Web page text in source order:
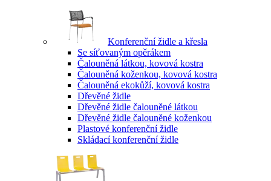
Konferenční židle a křesla
Se síťovaným opěrákem
Čalouněná látkou, kovová kostra
Čalouněná koženkou, kovová kostra
Čalouněná ekokůží, kovová kostra
Dřevěné židle
Dřevěné židle čalouněné látkou
Dřevěné židle čalouněné koženkou
Plastové konferenční židle
Skládací konferenční židle